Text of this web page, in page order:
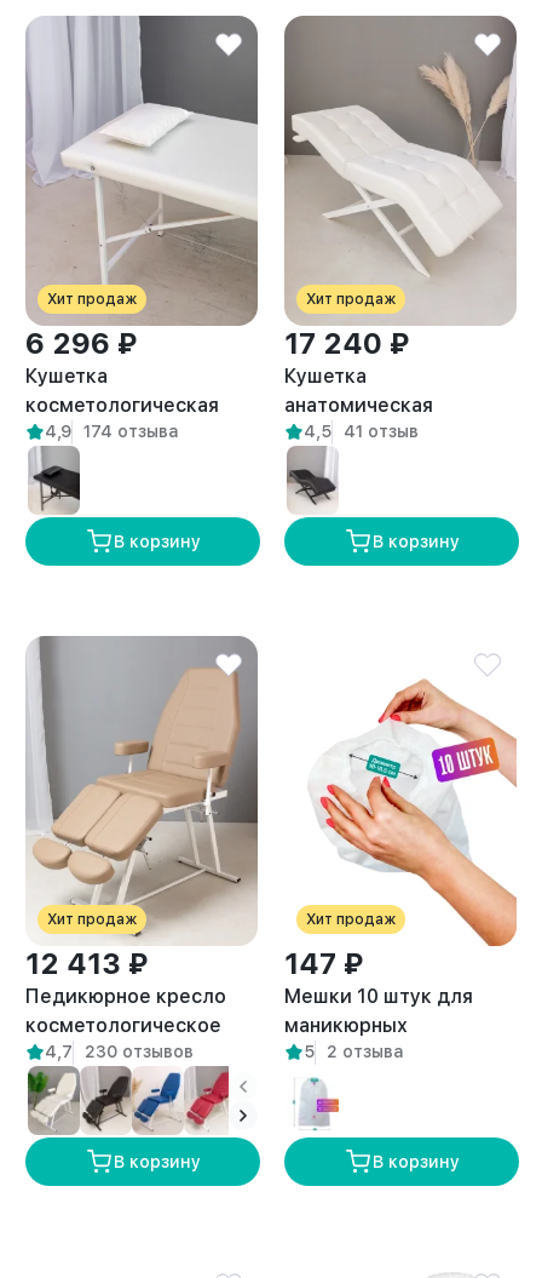
Хит продаж
6 296 ₽
Кушетка
косметологическая
массажная складная
для ресниц Персе
белая
4,9 174 отзыва
В корзину
Хит продаж
17 240 ₽
Кушетка
анатомическая
косметологическая с
держателем Килини
белая
4,5 41 отзыв
В корзину
Хит продаж
12 413 ₽
Педикюрное кресло
косметологическое
Нева бежевое
4,7 230 отзывов
В корзину
Хит продаж
147 ₽
Мешки 10 штук для
маникюрных
пылесосов
универсальные
5 2 отзыва
В корзину